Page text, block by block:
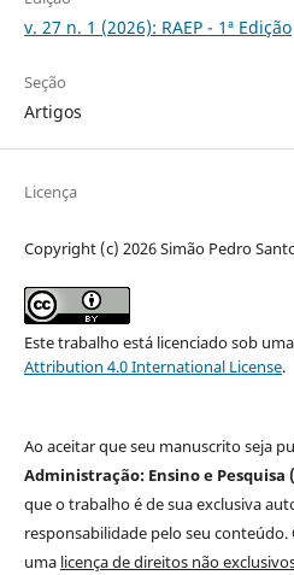
v. 27 n. 1 (2026): RAEP - 1ª Edição
Seção
Artigos
Licença
Copyright (c) 2026 Simão Pedro
Este trabalho está licenciado sob
Attribution 4.0 International License.
Ao aceitar que seu manuscrito seja
Administração: Ensino e Pesquisa
que o trabalho é de sua exclusiva
responsabilidade pelo seu conteúdo.
uma licença de direitos não